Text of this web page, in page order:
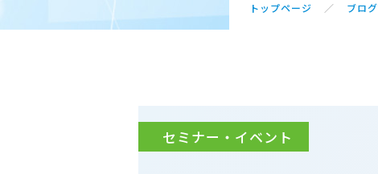
トップページ ブログ
セミナー・イベント